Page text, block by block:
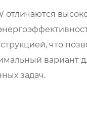
отличаются
что
вариант
задач.